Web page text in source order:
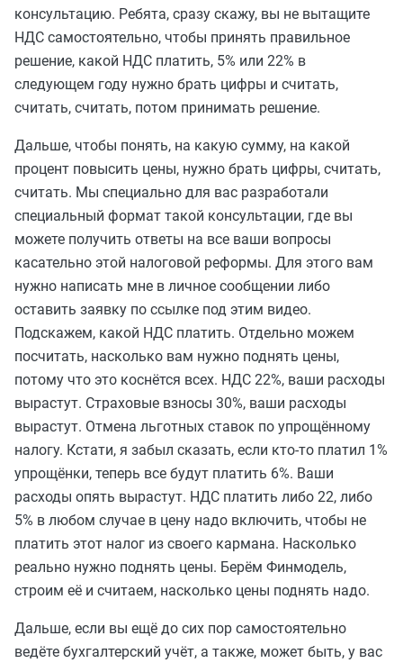
консультацию. Ребята, сразу скажу, вы не вытащите
НДС самостоятельно, чтобы принять правильное
решение, какой НДС платить, 5% или 22% в
следующем году нужно брать цифры и считать,
считать, считать, потом принимать решение.
Дальше, чтобы понять, на какую сумму, на какой
процент повысить цены, нужно брать цифры, считать,
считать. Мы специально для вас разработали
специальный формат такой консультации, где вы
можете получить ответы на все ваши вопросы
касательно этой налоговой реформы. Для этого вам
нужно написать мне в личное сообщении либо
оставить заявку по ссылке под этим видео.
Подскажем, какой НДС платить. Отдельно можем
посчитать, насколько вам нужно поднять цены,
потому что это коснётся всех. НДС 22%, ваши расходы
вырастут. Страховые взносы 30%, ваши расходы
вырастут. Отмена льготных ставок по упрощённому
налогу. Кстати, я забыл сказать, если кто-то платил 1%
упрощёнки, теперь все будут платить 6%. Ваши
расходы опять вырастут. НДС платить либо 22, либо
5% в любом случае в цену надо включить, чтобы не
платить этот налог из своего кармана. Насколько
реально нужно поднять цены. Берём Финмодель,
строим её и считаем, насколько цены поднять надо.
Дальше, если вы ещё до сих пор самостоятельно
ведёте бухгалтерский учёт, а также, может быть, у вас